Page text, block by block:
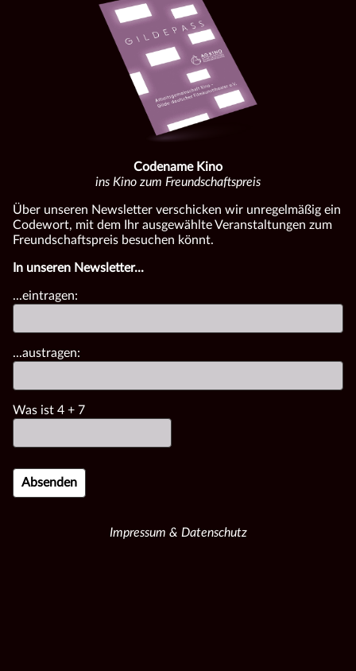
Codename Kino
ins Kino zum Freundschaftspreis
Über unseren Newsletter verschicken wir unregelmäßig ein
Codewort, mit dem Ihr ausgewählte Veranstaltungen zum
Freundschaftspreis besuchen könnt.
In unseren Newsletter...
...eintragen:
...austragen:
Was ist 4 + 7
Impressum & Datenschutz